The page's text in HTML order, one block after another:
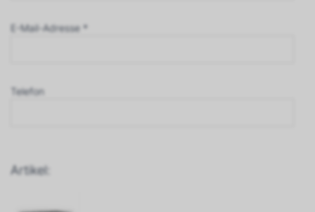
E-Mail-Adresse *
Telefon
Artikel: